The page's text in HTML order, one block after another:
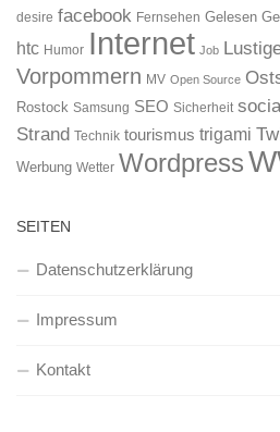
desire facebook Fernsehen Gelesen
htc Humor Internet Job
Vorpommern MV Open Source
Rostock Samsung SEO Sicherheit
Strand Technik tourismus trigami
Werbung Wetter Wordpress
SEITEN
Datenschutzerklärung
Impressum
Kontakt